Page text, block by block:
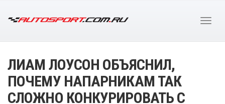
ЛИАМ ЛОУСОН ОБЪЯСНИЛ,
ПОЧЕМУ НАПАРНИКАМ ТАК
СЛОЖНО КОНКУРИРОВАТЬ С